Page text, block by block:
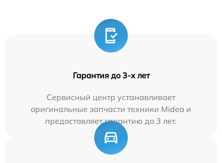
Гарантия до 3-х лет
Сервисный центр устанавливает
оригинальные запчасти техники Midea и
предоставляет гарантию до 3 лет.